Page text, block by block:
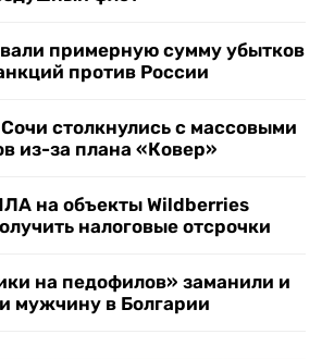
примерную сумму убытков
против России
столкнулись с массовыми
из-за плана «Ковер»
на объекты Wildberries
налоговые отсрочки
на педофилов» заманили и
мужчину в Болгарии